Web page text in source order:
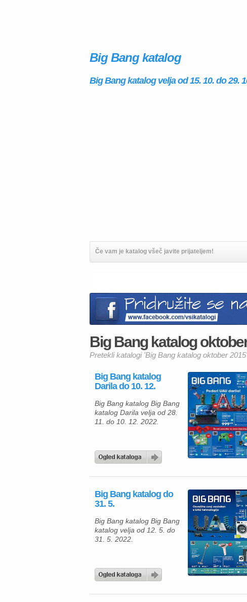
Big Bang katalog
Big Bang katalog velja od 15. 10. do 29.
Če vam je katalog všeč javite prijateljem!
Big Bang katalog
Pretekli katalogi 'Big Bang katalog oktober 2015'
Big Bang katalog
Darila do 10. 12.
Big Bang katalog Big Bang
katalog Darila velja od 28.
11. do 10. 12. 2022.
Big Bang katalog do
31. 5.
Big Bang katalog Big Bang
katalog velja od 12. 5. do
31. 5. 2022.